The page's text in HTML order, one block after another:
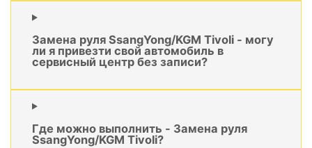
Замена руля SsangYong/KGM Tivoli - могу
ли я привезти свой автомобиль в
сервисный центр без записи?
Где можно выполнить - Замена руля
SsangYong/KGM Tivoli?